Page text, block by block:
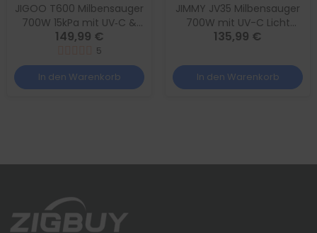
JIGOO T600 Milbensauger
700W 15kPa mit UV‑C &
60°C Heißluft Weiß
149,99 €
5
In den Warenkorb
JIMMY JV35 Milbensauger
700W mit UV-C Licht
Matratzenreiniger, 60°C
135,99 €
In den Warenkorb